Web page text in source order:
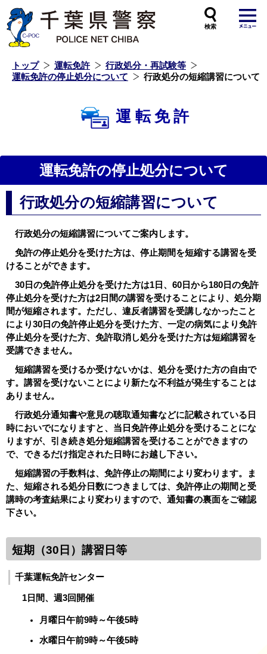
トップ 運転免許
行政処分・再試験等
運転免許の停止処分について
行政処分の短縮講習について
運転免許
運転免許の停止処分について
行政処分の短縮講習について
行政処分の短縮講習についてご案内します。
免許の停止処分を受けた方は、停止期間を短縮する講習を受
けることができます。
30日の免許停止処分を受けた方は1日、60日から180日の免許
停止処分を受けた方は2日間の講習を受けることにより、処分期
間が短縮されます。ただし、違反者講習を受講しなかったこと
により30日の免許停止処分を受けた方、一定の病気により免許
停止処分を受けた方、免許取消し処分を受けた方は短縮講習を
受講できません。
短縮講習を受けるか受けないかは、処分を受けた方の自由で
す。講習を受けないことにより新たな不利益が発生することは
ありません。
行政処分通知書や意見の聴取通知書などに記載されている日
時においでになりますと、当日免許停止処分を受けることにな
りますが、引き続き処分短縮講習を受けることができますの
で、できるだけ指定された日時にお越し下さい。
短縮講習の手数料は、免許停止の期間により変わります。ま
た、短縮される処分日数につきましては、免許停止の期間と受
講時の考査結果により変わりますので、通知書の裏面をご確認
下さい。
短期（30日）講習日等
千葉運転免許センター
1日間、週3回開催
月曜日午前9時～午後5時
水曜日午前9時～午後5時